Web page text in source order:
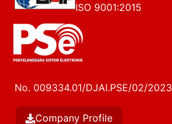
ISO 9001:2015
No. 009334.01/DJAI.PSE/02/2023
Company Profile